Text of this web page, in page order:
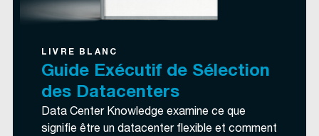
LIVRE BLANC
Guide Exécutif de Sélection
des Datacenters
Data Center Knowledge examine ce que
signifie être un datacenter flexible et comment